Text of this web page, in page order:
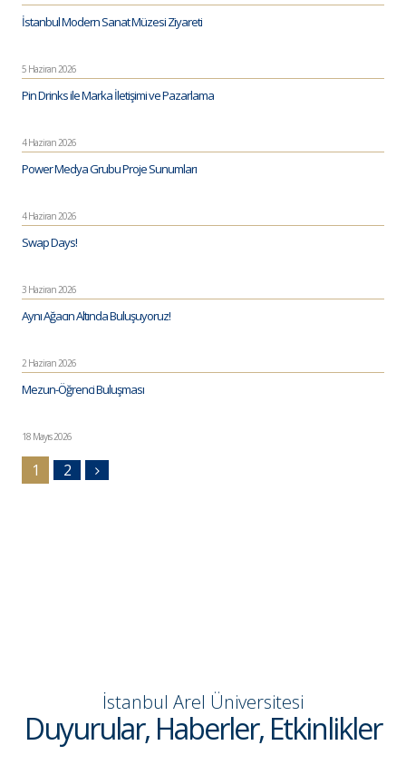
İstanbul Modern Sanat Müzesi Ziyareti
5 Haziran 2026
Pin Drinks ile Marka İletişimi ve Pazarlama
4 Haziran 2026
Power Medya Grubu Proje Sunumları
4 Haziran 2026
Swap Days!
3 Haziran 2026
Aynı Ağacın Altında Buluşuyoruz!
2 Haziran 2026
Mezun-Öğrenci Buluşması
18 Mayıs 2026
1 2
İstanbul Arel Üniversitesi
Duyurular, Haberler, Etkinlikler